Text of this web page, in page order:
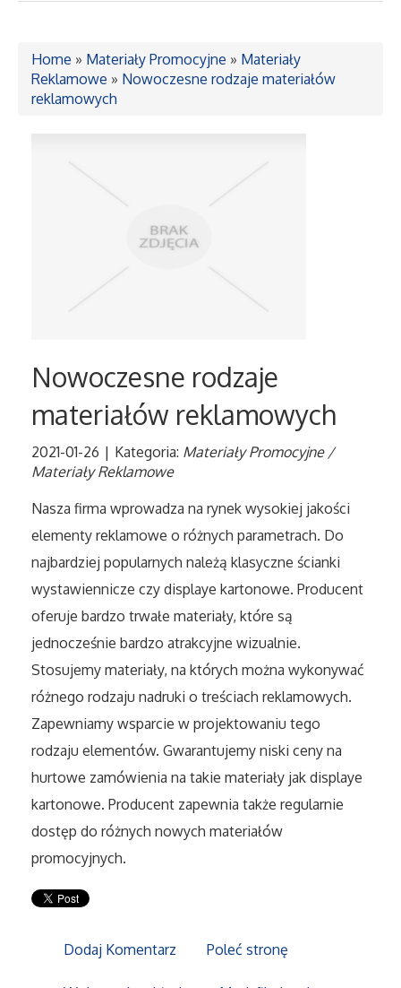
Kursy Językowe
Meble
Wyposażenie Wnętrz
Wyposażenie Łazienki
Sport
Elektronika, RTV, AGD
Art. Dla Zwierząt
Ogród, Rośliny
Chemia
Art. Spożywcze
Home » Materiały Promocyjne » Materiały
Reklamowe » Nowoczesne rodzaje materiałów
reklamowych
Nowoczesne rodzaje
materiałów reklamowych
2021-01-26 | Kategoria: Materiały Promocyjne /
Materiały Reklamowe
Nasza firma wprowadza na rynek wysokiej jakości
elementy reklamowe o różnych parametrach. Do
najbardziej popularnych należą klasyczne ścianki
wystawiennicze czy displaye kartonowe. Producent
oferuje bardzo trwałe materiały, które są
jednocześnie bardzo atrakcyjne wizualnie.
Stosujemy materiały, na których można wykonywać
różnego rodzaju nadruki o treściach reklamowych.
Zapewniamy wsparcie w projektowaniu tego
rodzaju elementów. Gwarantujemy niski ceny na
hurtowe zamówienia na takie materiały jak displaye
kartonowe. Producent zapewnia także regularnie
dostęp do różnych nowych materiałów
promocyjnych.
Dodaj Komentarz Poleć stronę